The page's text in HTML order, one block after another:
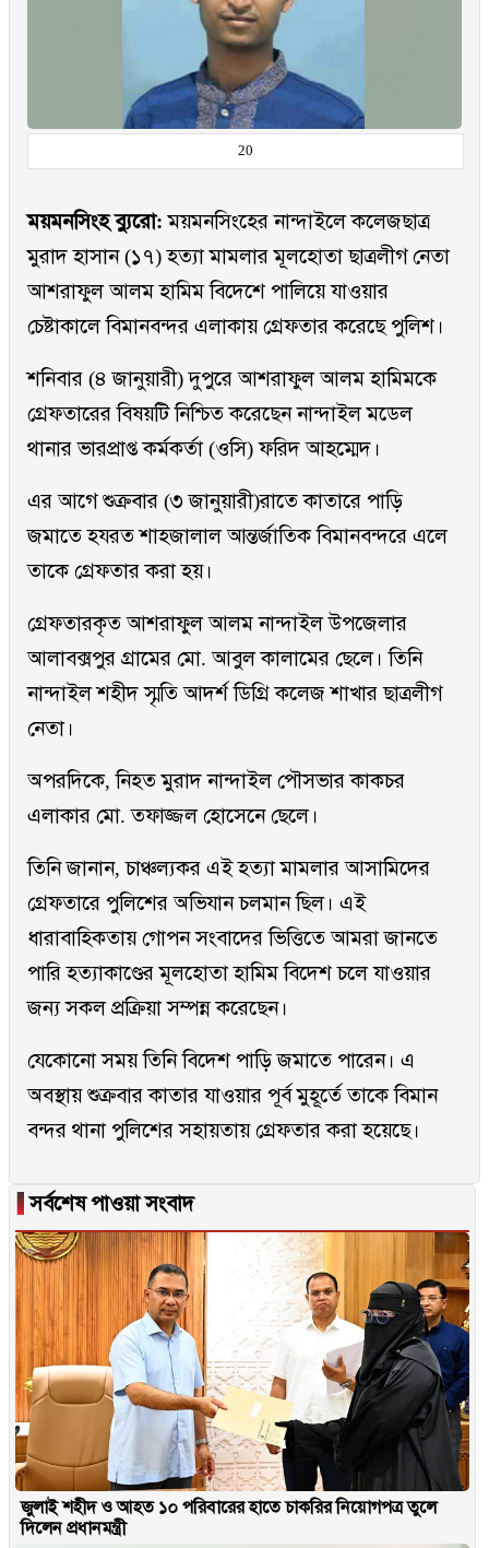
20
ময়মনসিংহ ব্যুরো: ময়মনসিংহের নান্দাইলে কলেজছাত্র
মুরাদ হাসান (১৭) হত্যা মামলার মূলহোতা ছাত্রলীগ নেতা
আশরাফুল আলম হামিম বিদেশে পালিয়ে যাওয়ার
চেষ্টাকালে বিমানবন্দর এলাকায় গ্রেফতার করেছে পুলিশ।
শনিবার (৪ জানুয়ারী) দুপুরে আশরাফুল আলম হামিমকে
গ্রেফতারের বিষয়টি নিশ্চিত করেছেন নান্দাইল মডেল
থানার ভারপ্রাপ্ত কর্মকর্তা (ওসি) ফরিদ আহম্মেদ।
এর আগে শুক্রবার (৩ জানুয়ারী)রাতে কাতারে পাড়ি
জমাতে হযরত শাহজালাল আন্তর্জাতিক বিমানবন্দরে এলে
তাকে গ্রেফতার করা হয়।
গ্রেফতারকৃত আশরাফুল আলম নান্দাইল উপজেলার
আলাবক্সপুর গ্রামের মো. আবুল কালামের ছেলে। তিনি
নান্দাইল শহীদ স্মৃতি আদর্শ ডিগ্রি কলেজ শাখার ছাত্রলীগ
নেতা।
অপরদিকে, নিহত মুরাদ নান্দাইল পৌসভার কাকচর
এলাকার মো. তফাজ্জল হোসেনে ছেলে।
তিনি জানান, চাঞ্চল্যকর এই হত্যা মামলার আসামিদের
গ্রেফতারে পুলিশের অভিযান চলমান ছিল। এই
ধারাবাহিকতায় গোপন সংবাদের ভিত্তিতে আমরা জানতে
পারি হত্যাকাণ্ডের মূলহোতা হামিম বিদেশ চলে যাওয়ার
জন্য সকল প্রক্রিয়া সম্পন্ন করেছেন।
যেকোনো সময় তিনি বিদেশ পাড়ি জমাতে পারেন। এ
অবস্থায় শুক্রবার কাতার যাওয়ার পূর্ব মুহূর্তে তাকে বিমান
বন্দর থানা পুলিশের সহায়তায় গ্রেফতার করা হয়েছে।
▐সর্বশেষ পাওয়া সংবাদ
জুলাই শহীদ ও আহত ১০ পরিবারের হাতে চাকরির নিয়োগপত্র তুলে
দিলেন প্রধানমন্ত্রী